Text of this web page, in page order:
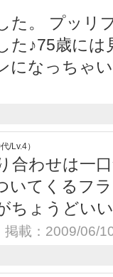
た。 プッリ
た♪75歳に
になっちゃ
/Lv.4）
合わせは一
いてくるフ
ちょうどい
掲載：2009/06/